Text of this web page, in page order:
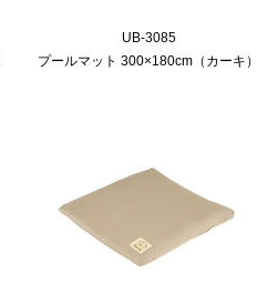
UB-3085
プールマット 300×180cm（カーキ）